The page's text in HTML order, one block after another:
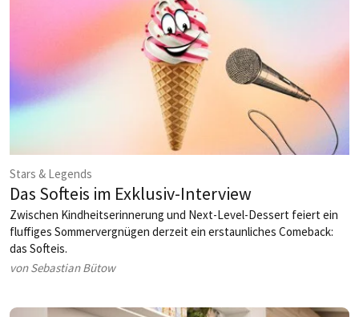
Stars & Legends
Das Softeis im Exklusiv-Interview
Zwischen Kindheitserinnerung und Next-Level-Dessert feiert ein
fluffiges Sommervergnügen derzeit ein ­erstaunliches Comeback:
das Softeis.
von Sebastian Bütow